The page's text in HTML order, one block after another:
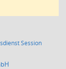
Session(Wird in